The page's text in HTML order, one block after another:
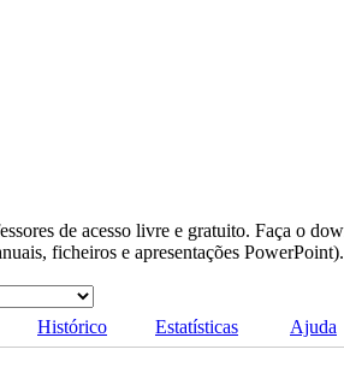
de acesso livre e gratuito. Faça o
ficheiros e apresentações PowerPoint).
Histórico Estatísticas Ajuda